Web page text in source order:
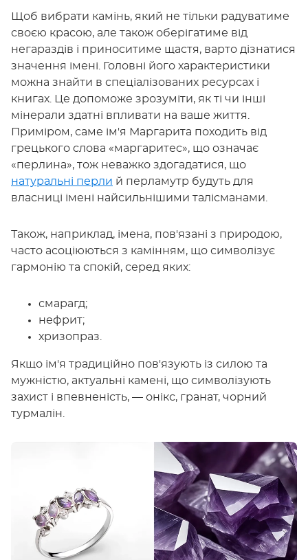
Щоб вибрати камінь, який не тільки радуватиме
своєю красою, але також оберігатиме від
негараздів і приноситиме щастя, варто дізнатися
значення імені. Головні його характеристики
можна знайти в спеціалізованих ресурсах і
книгах. Це допоможе зрозуміти, як ті чи інші
мінерали здатні впливати на ваше життя.
Приміром, саме ім'я Маргарита походить від
грецького слова «маргаритес», що означає
«перлина», тож неважко здогадатися, що
натуральні перли й перламутр будуть для
власниці імені найсильнішими талісманами.
Також, наприклад, імена, пов'язані з природою,
часто асоціюються з камінням, що символізує
гармонію та спокій, серед яких:
смарагд;
нефрит;
хризопраз.
Якщо ім'я традиційно пов'язують із силою та
мужністю, актуальні камені, що символізують
захист і впевненість, — онікс, гранат, чорний
турмалін.